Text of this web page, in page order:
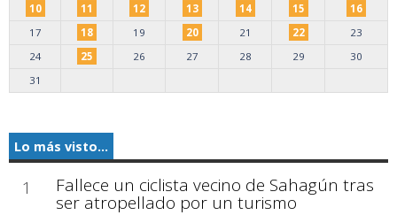
10
11 12 13 14 15
16
17
18 19 20 21 22
23
24
25 26 27 28 29
30
31
Lo más visto...
1 Fallece un ciclista vecino de Sahagún tras
ser atropellado por un turismo